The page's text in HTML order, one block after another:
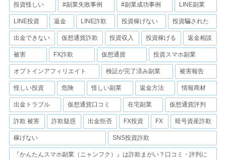
投資怪しい #副業失敗事例 #副業成功事例 LINE副業
LINE投資 返金 LINE詐欺 投資稼げない 投資騙された
出金できない 仮想通貨詐欺 投資収入 投資稼げる 返金相談
被害 FX詐欺 仮想通貨 投資スマホ副業
オプトインアフィリエイト 検証が完了済み副業 被害報告
怪しい投資 危険 怪しい副業 返金方法 情報商材
出金トラブル 仮想通貨口コミ 在宅副業 仮想通貨評判
詐欺 被害 詐欺疑惑 出金拒否 FX投資 FX 暗号資産詐欺
稼げない SNS投資詐欺
『かんたんスマホ副業（ニャンフク）』は詐欺まがい？口コミ・評判に